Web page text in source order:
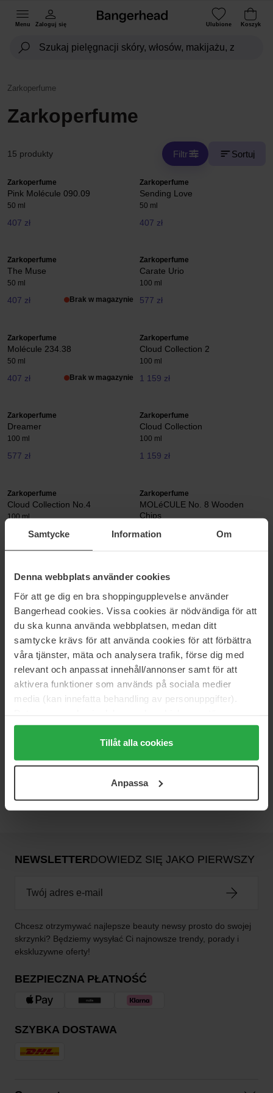
Samtycke Information Om
Denna webbplats använder cookies
För att ge dig en bra shoppingupplevelse använder
Bangerhead cookies. Vissa cookies är nödvändiga för att
du ska kunna använda webbplatsen, medan ditt
samtycke krävs för att använda cookies för att förbättra
våra tjänster, mäta och analysera trafik, förse dig med
relevant och anpassat innehåll/annonser samt för att
aktivera funktioner som används på sociala medier
media (kan innefatta behandling av personuppgifter).
Genom att trycka på "Tillåt alla cookies" accepterar du
alla cookies, medan du under "Detaljer" kan anpassa
användningen av cookies. Du kan när som helst återkalla
samt vår Integritetspolicy.
Tillåt alla cookies
Anpassa
Menu Zaloguj się Ulubione Koszyk
Zarkoperfume
Zarkoperfume
15 produkty Filtr Sortuj
Zarkoperfume
Pink Molécule 090.09
50 ml
407 zł
Zarkoperfume
Sending Love
50 ml
407 zł
Zarkoperfume
The Muse
50 ml
407 zł Brak w magazynie
Zarkoperfume
Carate Urio
100 ml
577 zł
Zarkoperfume
Molécule 234.38
50 ml
407 zł Brak w magazynie
Zarkoperfume
Cloud Collection 2
100 ml
1 159 zł
Zarkoperfume
Dreamer
100 ml
577 zł
Zarkoperfume
Cloud Collection
100 ml
1 159 zł
Zarkoperfume
Cloud Collection No.4
100 ml
Zarkoperfume
MOLéCULE No. 8 Wooden
Chips
Zarkoperfume
Midnight Oil
572 zł Brak w magazynie
Zarkoperfume
Molécule C-18 The Beach
577 zł
Zarkoperfume
Oud'ish
100 ml
577 zł
Zarkoperfume
Purple MOLéCULE 070.07
100 ml
577 zł
100 ml
NEWSLETTERDOWIEDZ SIĘ JAKO PIERWSZY
Chcesz otrzymywać najlepsze beauty newsy prosto do swojej
skrzynki? Będziemy wysyłać Ci najnowsze trendy, porady i
ekskluzywne oferty!
BEZPIECZNA PŁATNOŚĆ
SZYBKA DOSTAWA